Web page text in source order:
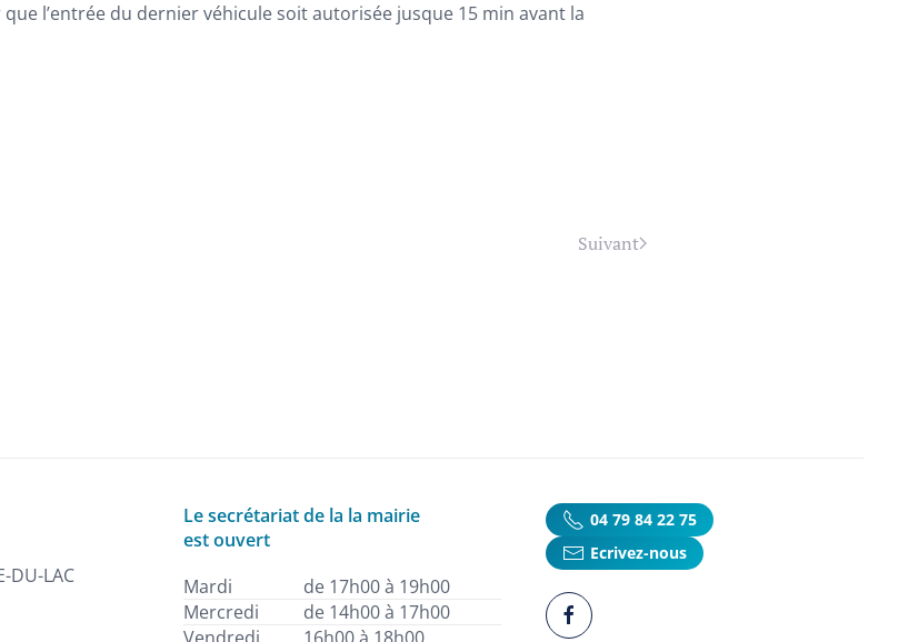
l’entrée du dernier véhicule soit autorisée jusque 15 min avant la
Suivant
DU-LAC
Le secrétariat de la la mairie
est ouvert
Mardi
de 17h00 à 19h00
Mercredi
de 14h00 à 17h00
04 79 84 22 75
Ecrivez-nous